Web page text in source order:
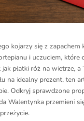
kojarzy się z zapachem
i uczuciem, które
jak płatki róż na wietrze, a
na idealny prezent, ten
Odkryj sprawdzone
Walentynka przemieni